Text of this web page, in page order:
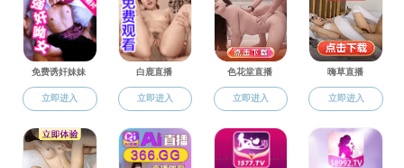
友情链接：
国际儒学联合会 尼山世界儒学中心 海角社区